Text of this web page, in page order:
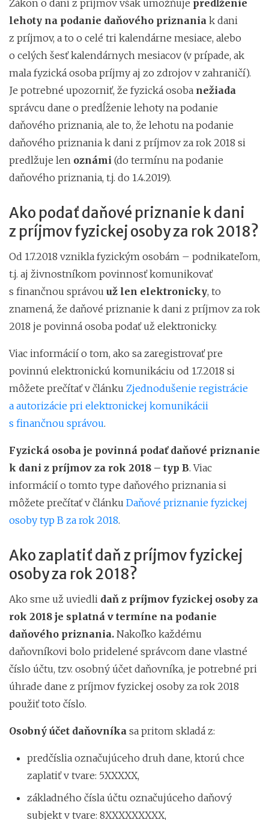
Zákon o dani z príjmov však umožňuje predĺženie
lehoty na podanie daňového priznania k dani
z príjmov, a to o celé tri kalendárne mesiace, alebo
o celých šesť kalendárnych mesiacov (v prípade, ak
mala fyzická osoba príjmy aj zo zdrojov v zahraničí).
Je potrebné upozorniť, že fyzická osoba nežiada
správcu dane o predĺženie lehoty na podanie
daňového priznania, ale to, že lehotu na podanie
daňového priznania k dani z príjmov za rok 2018 si
predlžuje len oznámi (do termínu na podanie
daňového priznania, t.j. do 1.4.2019).
Ako podať daňové priznanie k dani
z príjmov fyzickej osoby za rok 2018?
Od 1.7.2018 vznikla fyzickým osobám – podnikateľom,
t.j. aj živnostníkom povinnosť komunikovať
s finančnou správou už len elektronicky, to
znamená, že daňové priznanie k dani z príjmov za rok
2018 je povinná osoba podať už elektronicky.
Viac informácií o tom, ako sa zaregistrovať pre
povinnú elektronickú komunikáciu od 1.7.2018 si
môžete prečítať v článku Zjednodušenie registrácie
a autorizácie pri elektronickej komunikácii
s finančnou správou.
Fyzická osoba je povinná podať daňové priznanie
k dani z príjmov za rok 2018 – typ B. Viac
informácií o tomto type daňového priznania si
môžete prečítať v článku Daňové priznanie fyzickej
osoby typ B za rok 2018.
Ako zaplatiť daň z príjmov fyzickej
osoby za rok 2018?
Ako sme už uviedli daň z príjmov fyzickej osoby za
rok 2018 je splatná v termíne na podanie
daňového priznania. Nakoľko každému
daňovníkovi bolo pridelené správcom dane vlastné
číslo účtu, tzv. osobný účet daňovníka, je potrebné pri
úhrade dane z príjmov fyzickej osoby za rok 2018
použiť toto číslo.
Osobný účet daňovníka sa pritom skladá z:
predčíslia označujúceho druh dane, ktorú chce
zaplatiť v tvare: 5XXXXX,
základného čísla účtu označujúceho daňový
subjekt v tvare: 8XXXXXXXXX,